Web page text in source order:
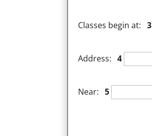
Classes begin at:3
Address:4
Near:5